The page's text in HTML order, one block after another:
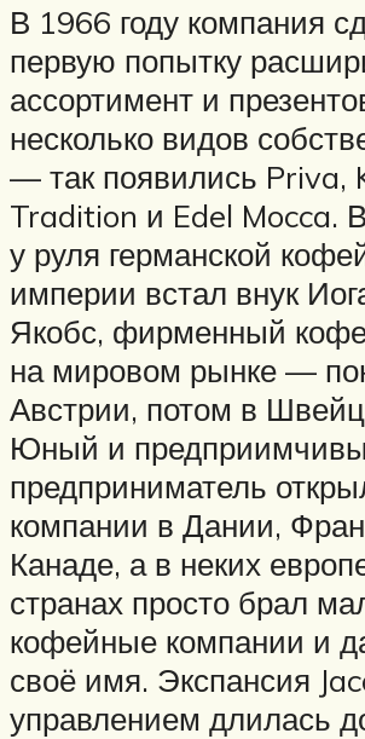
В 1966 году компания
первую попытку
ассортимент и
несколько видов
— так появились Priva,
Tradition и Edel Mocca.
у руля германской
империи встал внук
Якобс, фирменный
на мировом рынке —
Австрии, потом в
Юный и
предприниматель
компании в Дании,
Канаде, а в неких
странах просто брал
кофейные компании и
своё имя. Экспансия
управлением длилась